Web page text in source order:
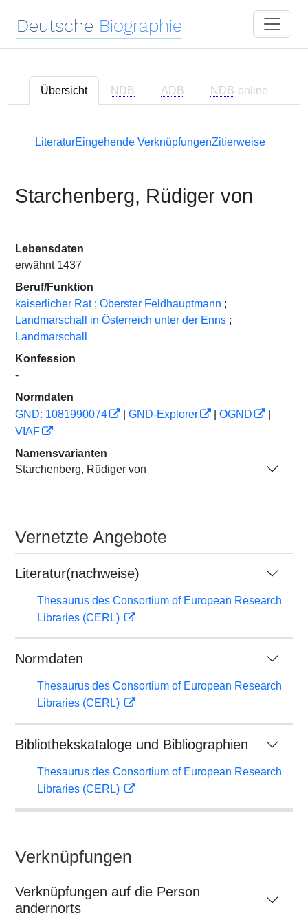
Deutsche Biographie
Übersicht NDB ADB NDB-online
LiteraturEingehende VerknüpfungenZitierweise
Starchenberg, Rüdiger von
Lebensdaten
erwähnt 1437
Beruf/Funktion
kaiserlicher Rat ; Oberster Feldhauptmann ;
Landmarschall in Österreich unter der Enns ;
Landmarschall
Konfession
-
Normdaten
GND: 1081990074
GND-Explorer OGND
VIAF
Namensvarianten
Starchenberg, Rüdiger von
Vernetzte Angebote
Literatur(nachweise)
Thesaurus des Consortium of European Research
Libraries (CERL)
Normdaten
Thesaurus des Consortium of European Research
Libraries (CERL)
Bibliothekskataloge und Bibliographien
Thesaurus des Consortium of European Research
Libraries (CERL)
Verknüpfungen
Verknüpfungen auf die Person
andernorts